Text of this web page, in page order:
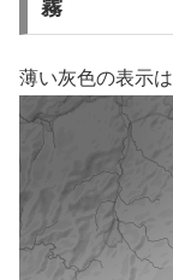
霧
薄い灰色の表示